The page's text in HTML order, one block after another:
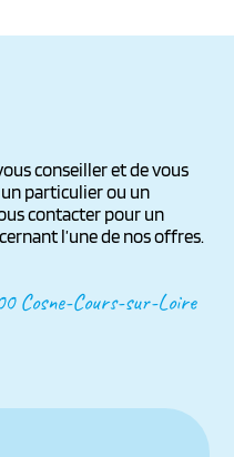
conseiller et de vous
particulier ou un
contacter pour un
l’une de nos offres.
Cosne-Cours-sur-Loire